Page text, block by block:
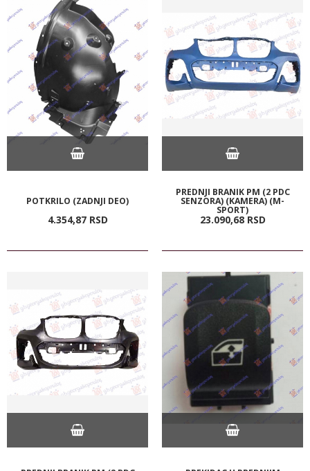
POTKRILO (ZADNJI DEO)
4.354,87 RSD
PREDNJI BRANIK PM (2 PDC
SENZORA) (KAMERA) (M-
SPORT)
23.090,68 RSD